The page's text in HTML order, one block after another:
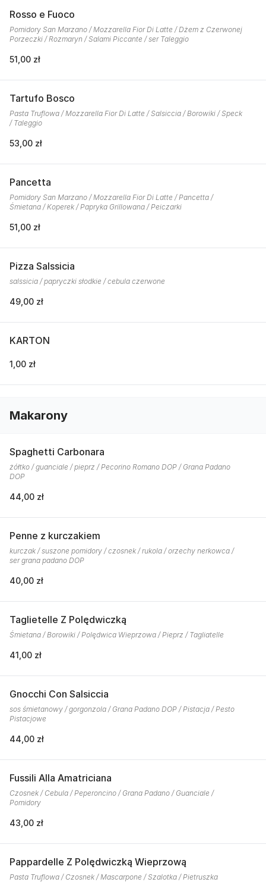
Rosso e Fuoco
Pomidory San Marzano / Mozzarella Fior Di Latte / Dżem z Czerwonej
Porzeczki / Rozmaryn / Salami Piccante / ser Taleggio
51,00 zł
Tartufo Bosco
Pasta Truflowa / Mozzarella Fior Di Latte / Salsiccia / Borowiki / Speck
/ Taleggio
53,00 zł
Pancetta
Pomidory San Marzano / Mozzarella Fior Di Latte / Pancetta /
Śmietana / Koperek / Papryka Grillowana / Peiczarki
51,00 zł
Pizza Salssicia
salssicia / papryczki słodkie / cebula czerwone
49,00 zł
KARTON
1,00 zł
Makarony
Spaghetti Carbonara
żółtko / guanciale / pieprz / Pecorino Romano DOP / Grana Padano
DOP
44,00 zł
Penne z kurczakiem
kurczak / suszone pomidory / czosnek / rukola / orzechy nerkowca /
ser grana padano DOP
40,00 zł
Taglietelle Z Polędwiczką
Śmietana / Borowiki / Polędwica Wieprzowa / Pieprz / Tagliatelle
41,00 zł
Gnocchi Con Salsiccia
sos śmietanowy / gorgonzola / Grana Padano DOP / Pistacja / Pesto
Pistacjowe
44,00 zł
Fussili Alla Amatriciana
Czosnek / Cebula / Peperoncino / Grana Padano / Guanciale /
Pomidory
43,00 zł
Pappardelle Z Polędwiczką Wieprzową
Pasta Truflowa / Czosnek / Mascarpone / Szalotka / Pietruszka